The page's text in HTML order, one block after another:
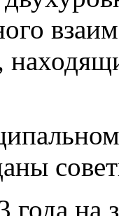
года на